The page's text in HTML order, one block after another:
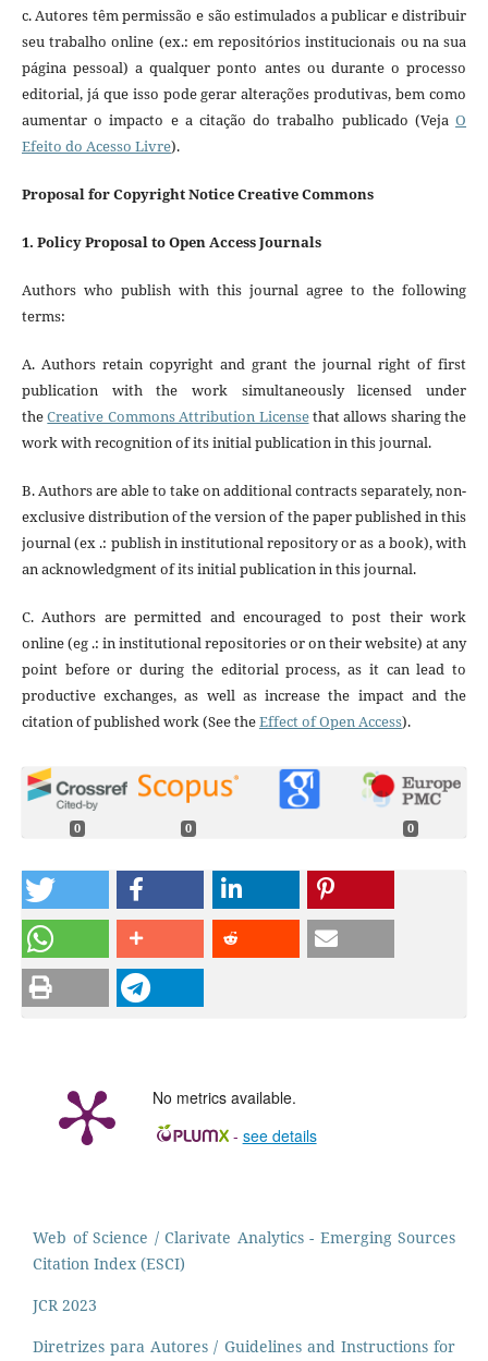
c. Autores têm permissão e são estimulados a publicar e distribuir
seu trabalho online (ex.: em repositórios institucionais ou na sua
página pessoal) a qualquer ponto antes ou durante o processo
editorial, já que isso pode gerar alterações produtivas, bem como
aumentar o impacto e a citação do trabalho publicado (VejaO
Efeito do Acesso Livre).
Proposal for Copyright Notice Creative Commons
1. Policy Proposal to Open Access Journals
Authors who publish with this journal agree to the following
terms:
A. Authors retain copyright and grant the journal right of first
publication with the work simultaneously licensed under
theCreative Commons Attribution Licensethat allows sharing the
work with recognition of its initial publication in this journal.
B. Authors are able to take on additional contracts separately, non-
exclusive distribution of the version of the paper published in this
journal (ex .: publish in institutional repository or as a book), with
an acknowledgment of its initial publication in this journal.
C. Authors are permitted and encouraged to post their work
online (eg .: in institutional repositories or on their website) at any
point before or during the editorial process, as it can lead to
productive exchanges, as well as increase the impact and the
citation of published work (See theEffect of Open Access).
0 0 0
No metrics available.
- see details
Web of Science / Clarivate Analytics - Emerging Sources
Citation Index (ESCI)
JCR 2023
Diretrizes para Autores / Guidelines and Instructions for